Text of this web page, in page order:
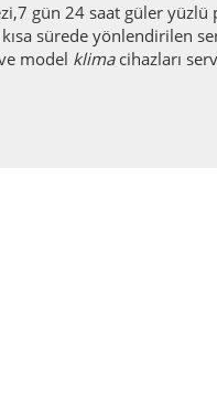
gün 24 saat güler
sürede yönlendirilen
model klimacihazları